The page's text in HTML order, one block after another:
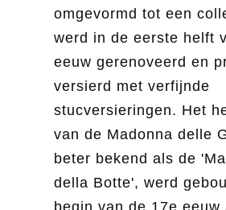
omgevormd tot een
werd in de eerste helft
eeuw gerenoveerd en
versierd met verfijnde
stucversieringen. Het
van de Madonna delle
beter bekend als de
della Botte', werd
begin van de 17e eeuw